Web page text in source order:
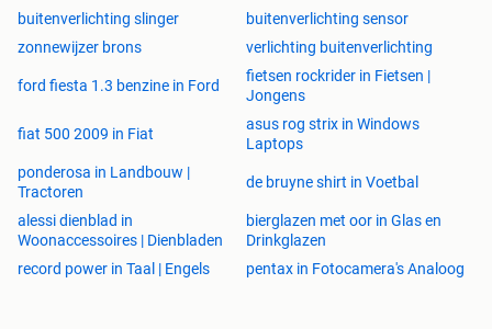
buitenverlichting slinger
buitenverlichting sensor
zonnewijzer brons
verlichting buitenverlichting
ford fiesta 1.3 benzine in Ford
fietsen rockrider in Fietsen |
Jongens
fiat 500 2009 in Fiat
asus rog strix in Windows
Laptops
ponderosa in Landbouw |
Tractoren
de bruyne shirt in Voetbal
alessi dienblad in
Woonaccessoires | Dienbladen
bierglazen met oor in Glas en
Drinkglazen
record power in Taal | Engels
pentax in Fotocamera's Analoog